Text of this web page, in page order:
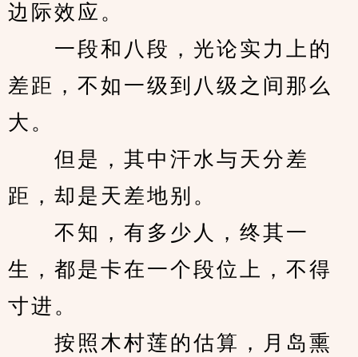
边际效应。
一段和八段，光论实力上的
差距，不如一级到八级之间那么
大。
但是，其中汗水与天分差
距，却是天差地别。
不知，有多少人，终其一
生，都是卡在一个段位上，不得
寸进。
按照木村莲的估算，月岛熏